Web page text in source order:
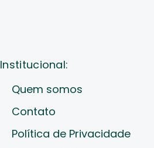
Institucional:
Quem somos
Contato
Política de Privacidade